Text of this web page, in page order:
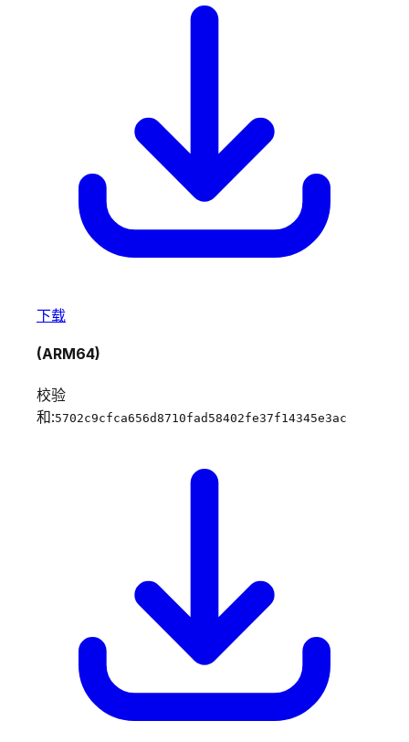
下载
(ARM64)
校验
和:5702c9cfca656d8710fad58402fe37f14345e3ac